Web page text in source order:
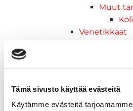
Tämä sivusto käyttää evästeitä
Käytämme evästeitä
Muut
Venetikkaat
Kaide- ja
Muut